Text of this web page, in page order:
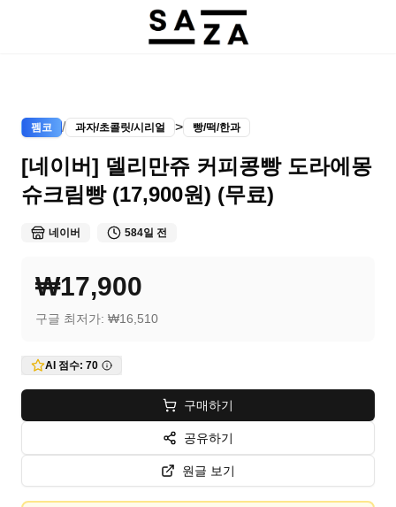
펨코 / 과자/초콜릿/시리얼 > 빵/떡/한과
[네이버] 델리만쥬 커피콩빵 도라에몽
슈크림빵 (17,900원) (무료)
네이버 584일 전
₩17,900
구글 최저가: ₩16,510
AI 점수: 70
구매하기
공유하기
원글 보기